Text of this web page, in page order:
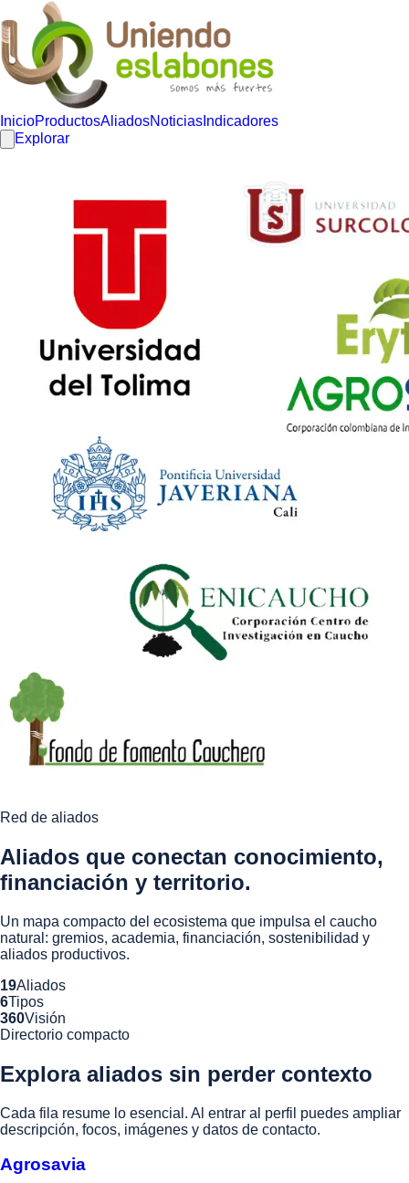
InicioProductosAliadosNoticias Indicadores
Explorar
Red de aliados
Aliados que conectan conocimiento,
financiación y territorio.
Un mapa compacto del ecosistema que impulsa el caucho
natural: gremios, academia, financiación, sostenibilidad y
aliados productivos.
19Aliados
6Tipos
360Visión
Directorio compacto
Explora aliados sin perder contexto
Cada fila resume lo esencial. Al entrar al perfil puedes ampliar
descripción, focos, imágenes y datos de contacto.
Agrosavia